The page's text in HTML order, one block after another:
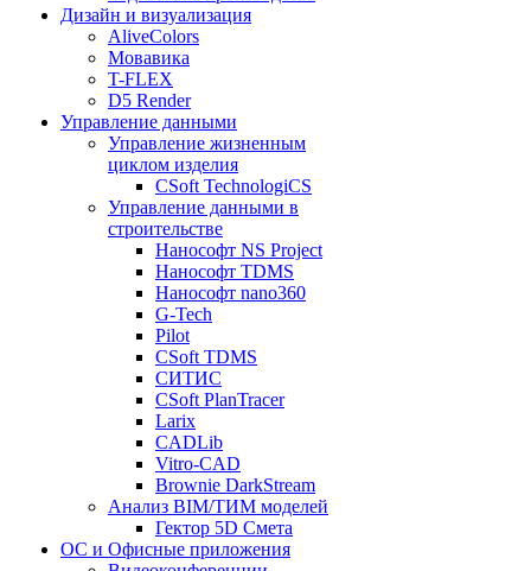
Дизайн и визуализация
AliveColors
Мовавика
T-FLEX
D5 Render
Управление данными
Управление жизненным
циклом изделия
CSoft TechnologiCS
Управление данными в
строительстве
Нанософт NS Project
Нанософт TDMS
Нанософт nano360
G-Tech
Pilot
CSoft TDMS
СИТИС
CSoft PlanTracer
Larix
CADLib
Vitro-CAD
Brownie DarkStream
Анализ BIM/ТИМ моделей
Гектор 5D Смета
ОС и Офисные приложения